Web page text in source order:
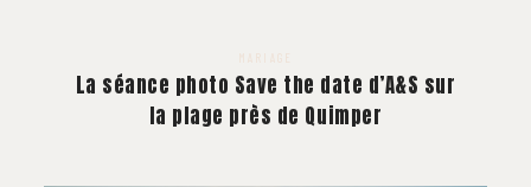
La séance photo Save the date d’A&S sur
la plage près de Quimper